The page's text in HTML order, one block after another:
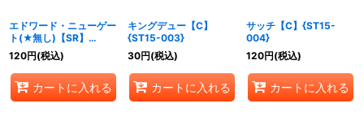
エドワード・ニューゲー
ト(★無し)【SR】
{ST15-002}
120円(税込)
カートに入れる
キングデュー【C】
{ST15-003}
30円(税込)
カートに入れる
サッチ【C】{ST15-
004}
120円(税込)
カートに入れる